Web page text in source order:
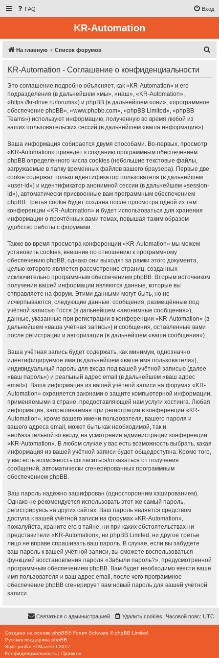
FAQ Вход
KR-Automation
На главную Список форумов
KR-Automation - Соглашение о конфиденциальности
Это соглашение подробно объясняет, как «KR-Automation» и его
подразделения (в дальнейшем «мы», «наш», «KR-Automation»,
«https://kr-drive.ru/forums») и phpBB (в дальнейшем «они», «программное
обеспечение phpBB», «www.phpbb.com», «phpBB Limited», «phpBB
Teams») используют информацию, полученную во время любой из
ваших пользовательских сессий (в дальнейшем «ваша информация»).
Ваша информация собирается двумя способами. Во-первых, просмотр
«KR-Automation» приведёт к созданию программным обеспечением
phpBB определённого числа cookies (небольшие текстовые файлы,
загружаемые в папку временных файлов вашего браузера). Первые две
cookie содержат только идентификатор пользователя (в дальнейшем
«user-id») и идентификатор анонимной сессии (в дальнейшем «session-
id»), автоматически присвоенные вам программным обеспечением
phpBB. Третья cookie будет создана после просмотра одной из тем
конференции «KR-Automation» и будет использоваться для хранения
информации о прочтённых вами темах, повышая таким образом
удобство работы с форумами.
Также во время просмотра конференции «KR-Automation» мы можем
установить cookies, внешние по отношению к программному
обеспечению phpBB, однако они выходят за рамки этого документа,
целью которого является рассмотрение страниц, созданных
исключительно программным обеспечением phpBB. Вторым источником
получения вашей информации являются данные, которые вы
отправляете на форум. Этими данными могут быть, но не
исчерпываются, следующие данные: сообщения, размещённые под
учётной записью Гостя (в дальнейшем «анонимные сообщения»),
данные, указанные при регистрации в конференции «KR-Automation» (в
дальнейшем «ваша учётная запись») и сообщения, оставленные вами
после регистрации и авторизации (в дальнейшем «ваши сообщения»).
Ваша учётная запись будет содержать, как минимум, однозначно
идентифицируемое имя (в дальнейшем «ваше имя пользователя»),
индивидуальный пароль для входа под вашей учётной записью (далее
«ваш пароль») и реальный адрес email (в дальнейшем «ваш адрес
email»). Ваша информация из вашей учётной записи на форумах «KR-
Automation» охраняется законами о защите компьютерной информации,
применяемыми в стране, предоставляющей нам услуги хостинга. Любая
информация, запрашиваемая при регистрации в конференции «KR-
Automation», кроме вашего имени пользователя, вашего пароля и
вашего адреса email, может быть как необходимой, так и
необязательной ко вводу, на усмотрение администрации конференции
«KR-Automation». В любом случае у вас есть возможность выбрать, какая
информация из вашей учётной записи будет общедоступна. Кроме того,
у вас есть возможность согласиться/отказаться от получения
сообщений, автоматически сгенерированных программным
обеспечением phpBB.
Ваш пароль надёжно зашифрован (односторонним хэшированием).
Однако не рекомендуется использовать этот же самый пароль,
регистрируясь на других сайтах. Ваш пароль является средством
доступа к вашей учётной записи на форумах «KR-Automation»,
пожалуйста, храните его в тайне, ни при каких обстоятельствах ни
представители «KR-Automation», ни phpBB Limited, ни другое третье
лицо не вправе спрашивать ваш пароль. В случае, если вы забудете
ваш пароль к вашей учётной записи, вы сможете воспользоваться
функцией восстановления пароля «Забыли пароль?», предусмотренной
программным обеспечением phpBB. Вам будет необходимо ввести ваше
имя пользователя и ваш адрес email, после чего программное
обеспечение phpBB сгенерирует вам новый пароль для вашей учётной
записи.
Часовой пояс: UTC
Удалить cookies
Связаться с администрацией
Создано на основе phpBB® Forum Software © phpBB Limited
Русская поддержка phpBB
Style proflat ©Mazeltof 2017
Конфиденциальность | Правила